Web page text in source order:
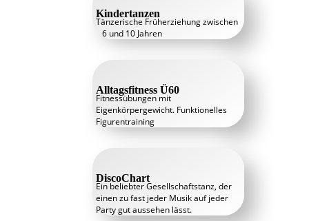
Kindertanzen
Tänzerische Früherziehung zwischen
6 und 10 Jahren
Alltagsfitness Ü60
Fitnessübungen mit
Eigenkörpergewicht. Funktionelles
Figurentraining
DiscoChart
Ein beliebter Gesellschaftstanz, der
einen zu fast jeder Musik auf jeder
Party gut aussehen lässt.